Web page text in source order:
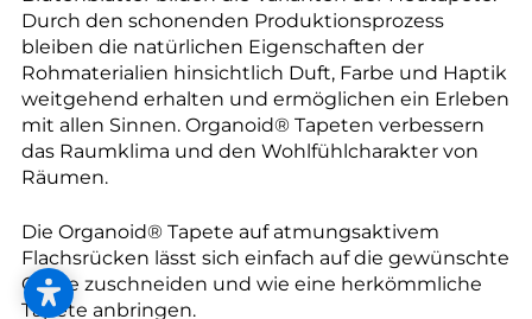
Durch den schonenden Produktionsprozess
bleiben die natürlichen Eigenschaften der
Rohmaterialien hinsichtlich Duft, Farbe und Haptik
weitgehend erhalten und ermöglichen ein Erleben
mit allen Sinnen. Organoid® Tapeten verbessern
das Raumklima und den Wohlfühlcharakter von
Räumen.
Die Organoid® Tapete auf atmungsaktivem
Flachsrücken lässt sich einfach auf die gewünschte
Größe zuschneiden und wie eine herkömmliche
Tapete anbringen.